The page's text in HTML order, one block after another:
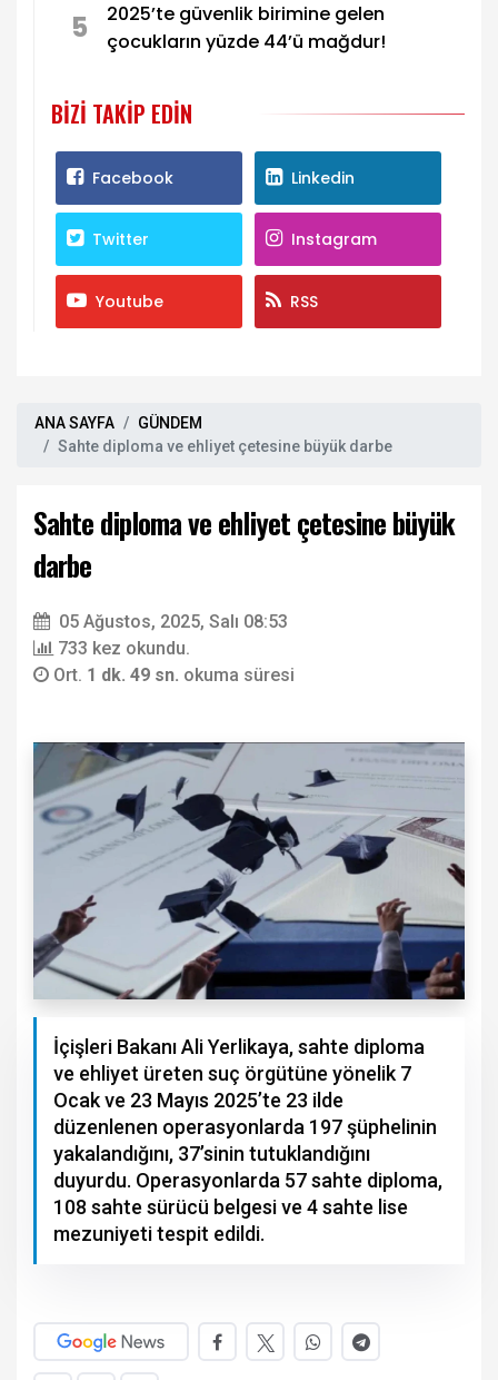
5
2025’te güvenlik birimine gelen
çocukların yüzde 44’ü mağdur!
BIZI TAKIP EDIN
Facebook Linkedin
Twitter Instagram
Youtube RSS
ANA SAYFA
GÜNDEM
Sahte diploma ve ehliyet çetesine büyük darbe
Sahte diploma ve ehliyet çetesine büyük
darbe
05 Ağustos, 2025, Salı 08:53
733 kez okundu.
Ort. 1 dk. 49 sn. okuma süresi
İçişleri Bakanı Ali Yerlikaya, sahte diploma
ve ehliyet üreten suç örgütüne yönelik 7
Ocak ve 23 Mayıs 2025’te 23 ilde
düzenlenen operasyonlarda 197 şüphelinin
yakalandığını, 37’sinin tutuklandığını
duyurdu. Operasyonlarda 57 sahte diploma,
108 sahte sürücü belgesi ve 4 sahte lise
mezuniyeti tespit edildi.